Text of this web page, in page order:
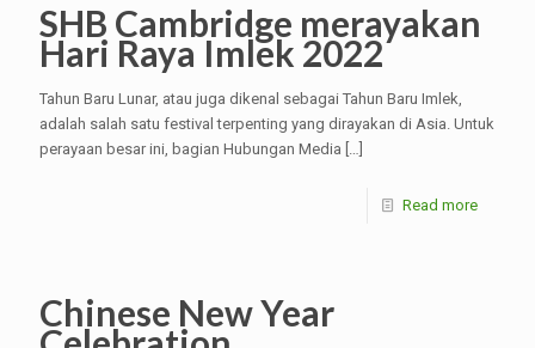
SHB Cambridge merayakan
Hari Raya Imlek 2022
Tahun Baru Lunar, atau juga dikenal sebagai Tahun Baru Imlek,
adalah salah satu festival terpenting yang dirayakan di Asia. Untuk
perayaan besar ini, bagian Hubungan Media […]
Read more
Chinese New Year